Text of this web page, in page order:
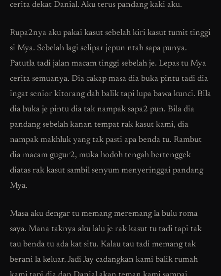
cerita dekat Danial. Aku terus pandang kaki aku.
Rupa2nya aku pakai kasut sebelah kiri kasut tumit tinggi
si Mya. Sebelah lagi selipar jepun ntah sapa punya.
Patutla tadi jalan macam tinggi sebelah je. Lepas tu Mya
cerita semuanya. Dia cakap masa dia buka pintu tadi dia
ingat senior kitorang dah balik tapi lupa bawa kunci. Bila
dia buka je pintu dia tak nampak sapa2 pun. Bila dia
pandang sebelah kanan tempat rak kasut kami, dia
nampak makhluk yang tak pasti apa benda tu. Rambut
dia macam gugur2, muka hodoh tengah bertenggek
diatas rak kasut sambil senyum menyeringgai pandang
Mya.
Masa aku dengar tu memang meremang la bulu roma
saya. Mana taknya aku lalu je rak kasut tu tadi tapi tak
tau benda tu ada kat situ. Kalau tau tadi memang tak
berani la keluar. Jadi Jay cadangkan kami balik rumah